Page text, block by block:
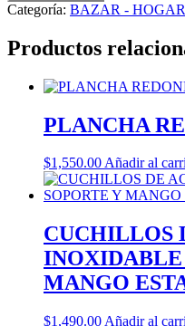
Categoría: BAZAR - HOGAR
Productos
PLANCHA
$1,550.00Añadir al
CUCHILLOS
INOXIDABLE
MANGO
$1,490.00 Añadir al